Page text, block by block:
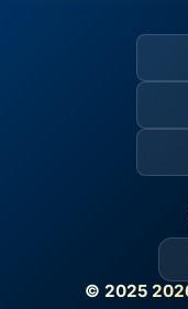
© 2025